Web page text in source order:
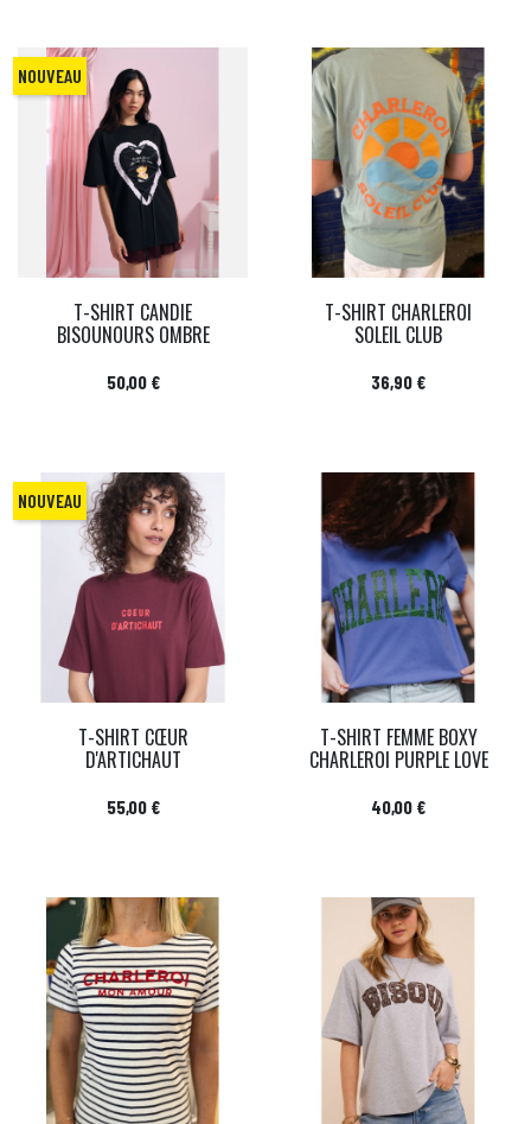
T-SHIRT CANDIE
BISOUNOURS OMBRE
Prix
50,00 €
NOUVEAU
T-SHIRT CHARLEROI
SOLEIL CLUB
Prix
36,90 €
T-SHIRT CŒUR
D'ARTICHAUT
Prix
55,00 €
NOUVEAU
T-SHIRT FEMME BOXY
CHARLEROI PURPLE LOVE
Prix
40,00 €